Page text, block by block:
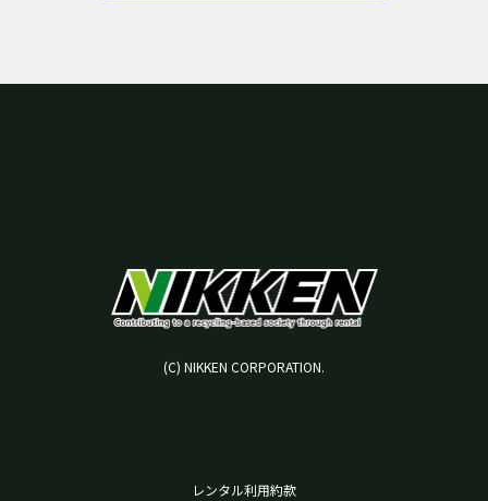
(C) NIKKEN CORPORATION.
レンタル利用約款